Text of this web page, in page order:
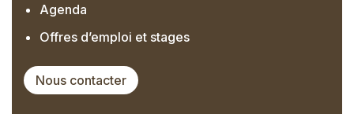
Agenda
Offres d’emploi et stages
Nous contacter